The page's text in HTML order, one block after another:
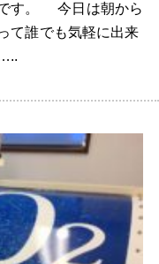
す。 今日は朝から
て誰でも気軽に出来